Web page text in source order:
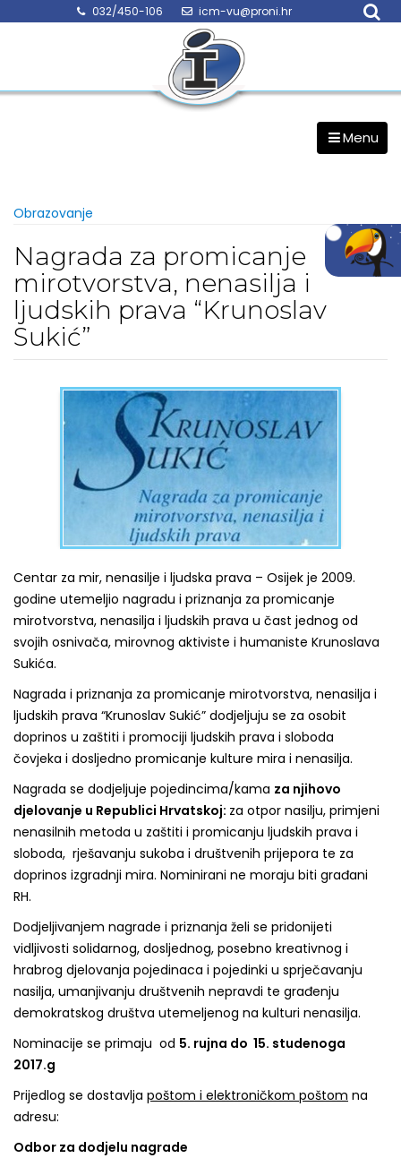
032/450-106 icm-vu@proni.hr
Menu
Obrazovanje
Nagrada za promicanje
mirotvorstva, nenasilja i
ljudskih prava “Krunoslav
Sukić”
Centar za mir, nenasilje i ljudska prava – Osijek je 2009.
godine utemeljio nagradu i priznanja za promicanje
mirotvorstva, nenasilja i ljudskih prava u čast jednog od
svojih osnivača, mirovnog aktiviste i humaniste Krunoslava
Sukića.
Nagrada i priznanja za promicanje mirotvorstva, nenasilja i
ljudskih prava “Krunoslav Sukić” dodjeljuju se za osobit
doprinos u zaštiti i promociji ljudskih prava i sloboda
čovjeka i dosljedno promicanje kulture mira i nenasilja.
Nagrada se dodjeljuje pojedincima/kama za njihovo
djelovanje u Republici Hrvatskoj: za otpor nasilju, primjeni
nenasilnih metoda u zaštiti i promicanju ljudskih prava i
sloboda, rješavanju sukoba i društvenih prijepora te za
doprinos izgradnji mira. Nominirani ne moraju biti građani
RH.
Dodjeljivanjem nagrade i priznanja želi se pridonijeti
vidljivosti solidarnog, dosljednog, posebno kreativnog i
hrabrog djelovanja pojedinaca i pojedinki u sprječavanju
nasilja, umanjivanju društvenih nepravdi te građenju
demokratskog društva utemeljenog na kulturi nenasilja.
Nominacije se primaju od 5. rujna do 15. studenoga
2017.g
Prijedlog se dostavlja poštom i elektroničkom poštom na
adresu:
Odbor za dodjelu nagrade